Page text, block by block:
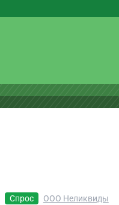
Спрос ООО Неликвиды